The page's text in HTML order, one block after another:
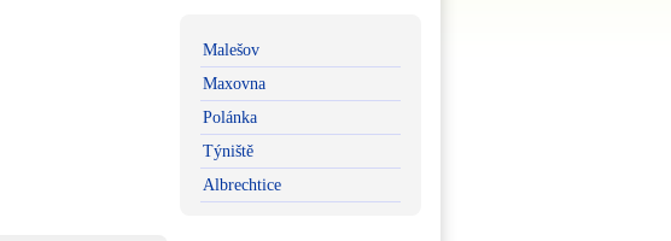
Malešov
Maxovna
Polánka
Týniště
Albrechtice